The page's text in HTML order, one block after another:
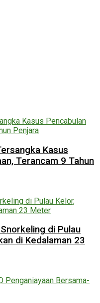
Kasus
Terancam 9 Tahun
di Pulau
di Kedalaman 23